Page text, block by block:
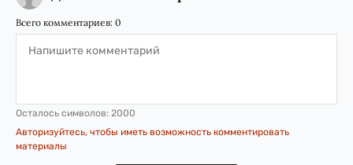
Всего комментариев: 0
Осталось символов: 2000
Авторизуйтесь, чтобы иметь возможность комментировать
материалы